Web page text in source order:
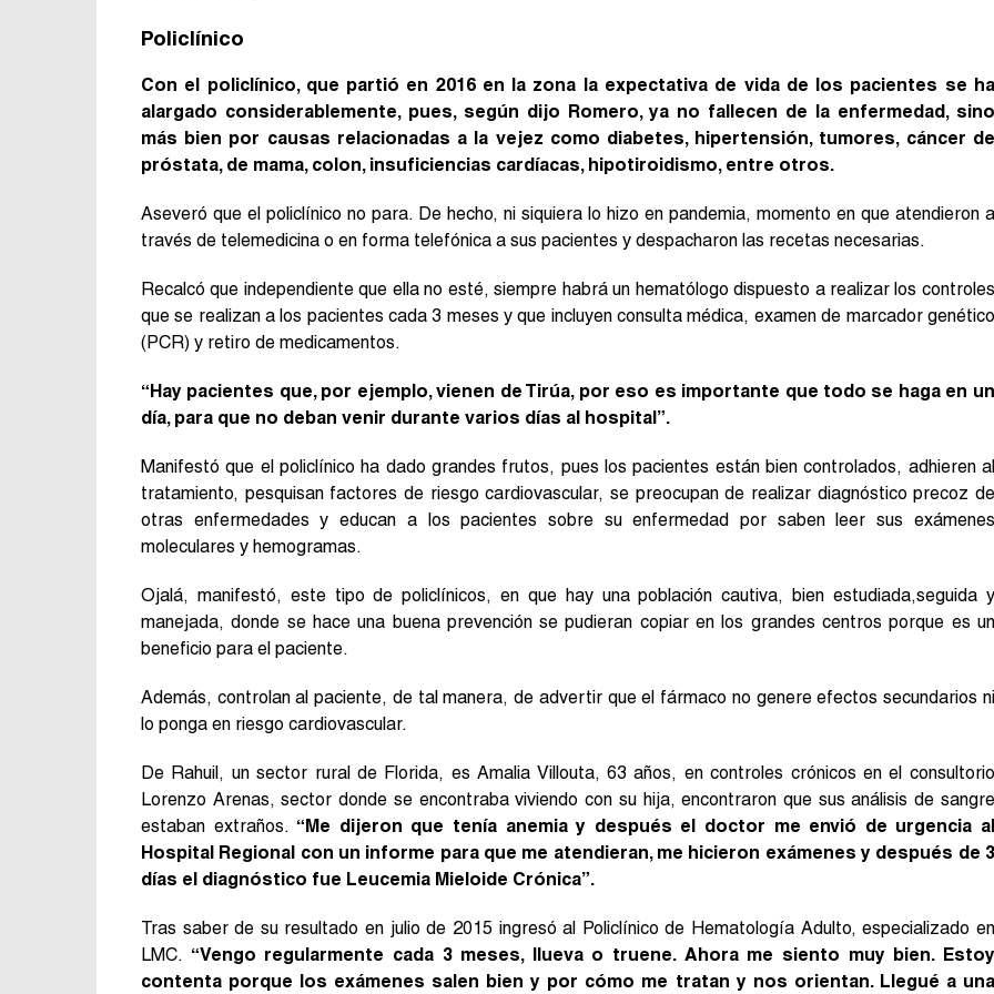
Policlínico
Con el policlínico, que partió en 2016 en la zona la expectativa de vida de los pacientes se ha
alargado considerablemente, pues, según dijo Romero, ya no fallecen de la enfermedad, sino
más bien por causas relacionadas a la vejez como diabetes, hipertensión, tumores, cáncer de
próstata, de mama, colon, insuficiencias cardíacas, hipotiroidismo, entre otros.
Aseveró que el policlínico no para. De hecho, ni siquiera lo hizo en pandemia, momento en que atendieron a
través de telemedicina o en forma telefónica a sus pacientes y despacharon las recetas necesarias.
Recalcó que independiente que ella no esté, siempre habrá un hematólogo dispuesto a realizar los controles
que se realizan a los pacientes cada 3 meses y que incluyen consulta médica, examen de marcador genético
(PCR) y retiro de medicamentos.
“Hay pacientes que, por ejemplo, vienen de Tirúa, por eso es importante que todo se haga en un
día, para que no deban venir durante varios días al hospital”.
Manifestó que el policlínico ha dado grandes frutos, pues los pacientes están bien controlados, adhieren al
tratamiento, pesquisan factores de riesgo cardiovascular, se preocupan de realizar diagnóstico precoz de
otras enfermedades y educan a los pacientes sobre su enfermedad por saben leer sus exámenes
moleculares y hemogramas.
Ojalá, manifestó, este tipo de policlínicos, en que hay una población cautiva, bien estudiada,seguida y
manejada, donde se hace una buena prevención se pudieran copiar en los grandes centros porque es un
beneficio para el paciente.
Además, controlan al paciente, de tal manera, de advertir que el fármaco no genere efectos secundarios ni
lo ponga en riesgo cardiovascular.
De Rahuil, un sector rural de Florida, es Amalia Villouta, 63 años, en controles crónicos en el consultorio
Lorenzo Arenas, sector donde se encontraba viviendo con su hija, encontraron que sus análisis de sangre
estaban extraños. “Me dijeron que tenía anemia y después el doctor me envió de urgencia al
Hospital Regional con un informe para que me atendieran, me hicieron exámenes y después de 3
días el diagnóstico fue Leucemia Mieloide Crónica”.
Tras saber de su resultado en julio de 2015 ingresó al Policlínico de Hematología Adulto, especializado en
LMC. “Vengo regularmente cada 3 meses, llueva o truene. Ahora me siento muy bien. Estoy
contenta porque los exámenes salen bien y por cómo me tratan y nos orientan. Llegué a una